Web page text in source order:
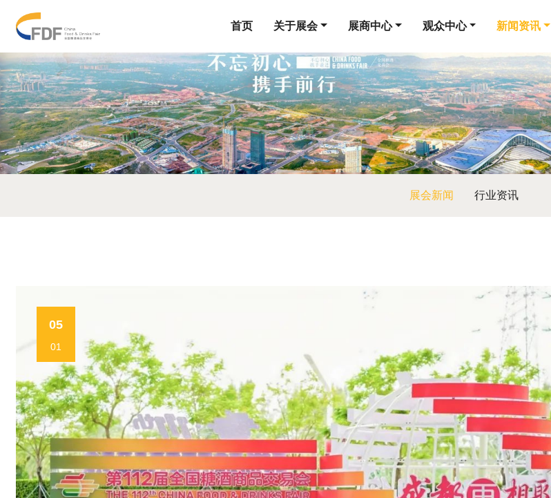
首页 关于展会 展商中心 观众中心 新闻资讯
展会新闻 行业资讯
05
01